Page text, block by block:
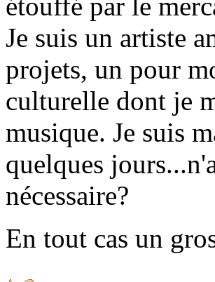
Je suis un artiste
projets, un pour
culturelle dont je
musique. Je suis
quelques
nécessaire?
En tout cas un